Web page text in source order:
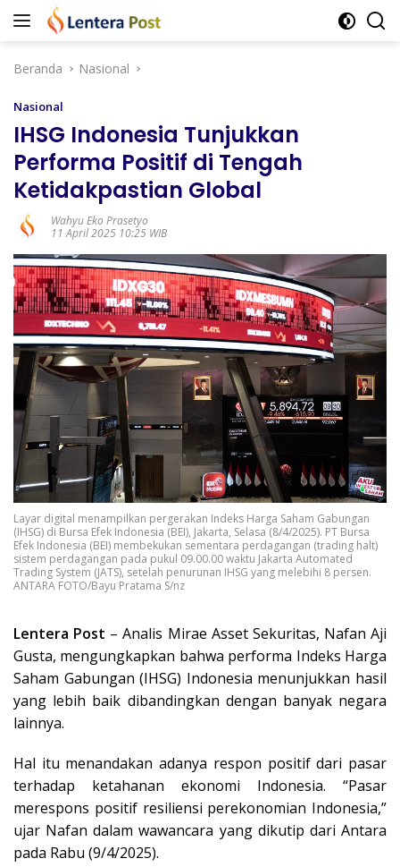
Langsung
Beranda
Nasional
Nasional
IHSG Indonesia Tunjukkan
Performa Positif di Tengah
Ketidakpastian Global
Wahyu Eko Prasetyo
11 April 2025 10:25 WIB
Layar digital menampilkan pergerakan Indeks Harga Saham Gabungan
(IHSG) di Bursa Efek Indonesia (BEI), Jakarta, Selasa (8/4/2025). PT Bursa
Efek Indonesia (BEI) membekukan sementara perdagangan (trading halt)
sistem perdagangan pada pukul 09.00.00 waktu Jakarta Automated
Trading System (JATS), setelah penurunan IHSG yang melebihi 8 persen.
ANTARA FOTO/Bayu Pratama S/nz
Lentera Post – Analis Mirae Asset Sekuritas, Nafan Aji
Gusta, mengungkapkan bahwa performa Indeks Harga
Saham Gabungan (IHSG) Indonesia menunjukkan hasil
yang lebih baik dibandingkan dengan banyak negara
lainnya.
Hal itu menandakan adanya respon positif dari pasar
terhadap ketahanan ekonomi Indonesia. “Pasar
merespons positif resiliensi perekonomian Indonesia,”
ujar Nafan dalam wawancara yang dikutip dari Antara
pada Rabu (9/4/2025).